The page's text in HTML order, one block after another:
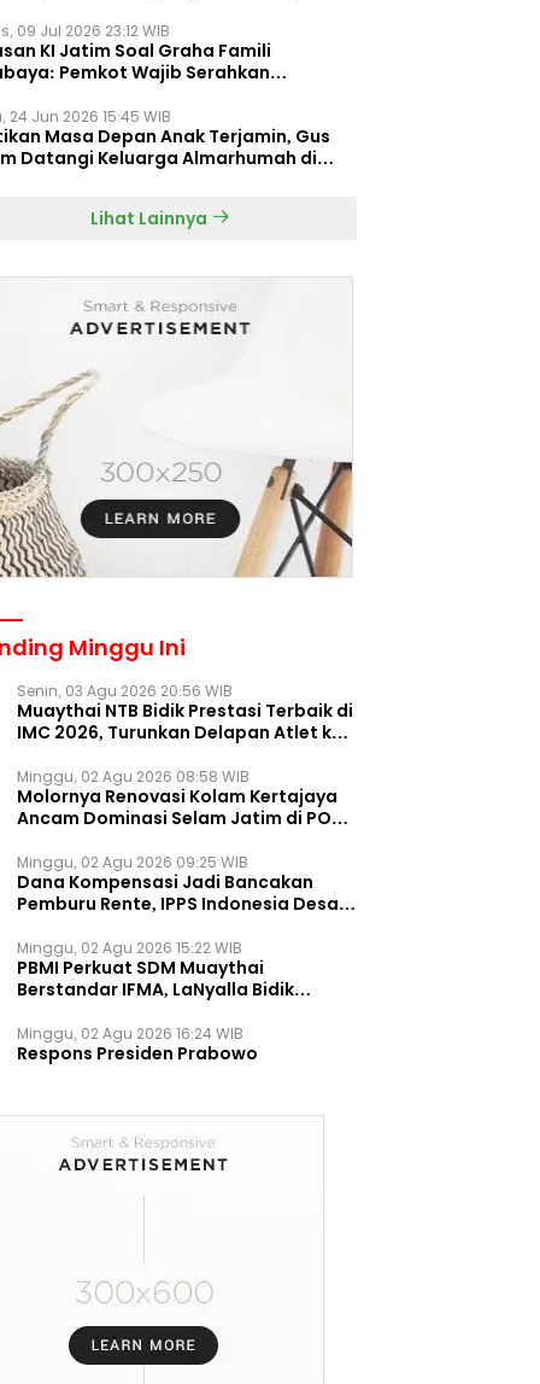
09 Jul 2026 23:12 WIB
KI Jatim Soal Graha Famili
Pemkot Wajib Serahkan
24 Jun 2026 15:45 WIB
Masa Depan Anak Terjamin, Gus
Datangi Keluarga Almarhumah di
Lihat Lainnya
Minggu Ini
Senin, 03 Agu 2026 20:56 WIB
Muaythai NTB Bidik Prestasi Terbaik di
IMC 2026, Turunkan Delapan Atlet ke
Minggu, 02 Agu 2026 08:58 WIB
Molornya Renovasi Kolam Kertajaya
Ancam Dominasi Selam Jatim di PON
Minggu, 02 Agu 2026 09:25 WIB
Dana Kompensasi Jadi Bancakan
Pemburu Rente, IPPS Indonesia Desak
Permanen
Minggu, 02 Agu 2026 15:22 WIB
PBMI Perkuat SDM Muaythai
Berstandar IFMA, LaNyalla Bidik
Minggu, 02 Agu 2026 16:24 WIB
Respons Presiden Prabowo